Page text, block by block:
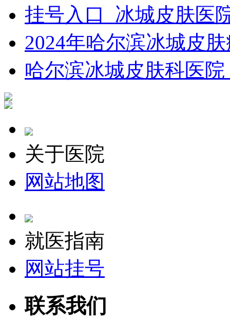
挂号入口_冰城皮肤医
2024年哈尔滨冰城皮
哈尔滨冰城皮肤科医
关于医院
网站地图
就医指南
网站挂号
联系我们